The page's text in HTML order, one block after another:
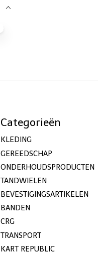
Categorieën
KLEDING
GEREEDSCHAP
ONDERHOUDSPRODUCTEN
TANDWIELEN
BEVESTIGINGSARTIKELEN
BANDEN
CRG
TRANSPORT
KART REPUBLIC